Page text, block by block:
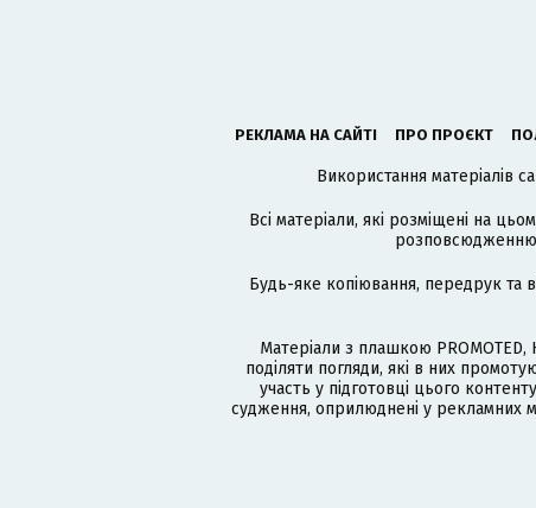
РЕКЛАМА НА САЙТІ ПРО ПРОЄКТ
Використання матеріалів
Всі матеріали, які розміщені на
розповсюдженню
Будь-яке копіювання, передрук та
Матеріали з плашкою
поділяти погляди, які в них
участь у підготовці цього
судження, оприлюднені у рекламних